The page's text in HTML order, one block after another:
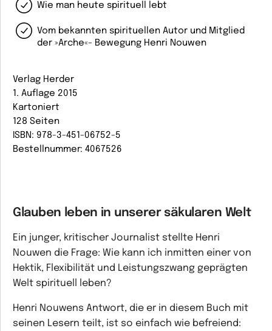
Wie man heute spirituell lebt
Vom bekannten spirituellen Autor und Mitglied
der »Arche«- Bewegung Henri Nouwen
Verlag Herder
1. Auflage 2015
Kartoniert
128 Seiten
ISBN: 978-3-451-06752-5
Bestellnummer: 4067526
Glauben leben in unserer säkularen Welt
Ein junger, kritischer Journalist stellte Henri
Nouwen die Frage: Wie kann ich inmitten einer von
Hektik, Flexibilität und Leistungszwang geprägten
Welt spirituell leben?
Henri Nouwens Antwort, die er in diesem Buch mit
seinen Lesern teilt, ist so einfach wie befreiend: